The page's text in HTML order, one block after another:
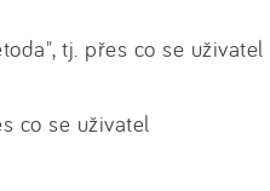
tj. přes co se uživatel
co se uživatel